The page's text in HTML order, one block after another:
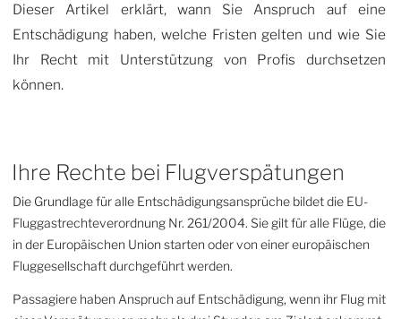
Dieser Artikel erklärt, wann Sie Anspruch auf eine
Entschädigung haben, welche Fristen gelten und wie Sie
Ihr Recht mit Unterstützung von Profis durchsetzen
können.
Ihre Rechte bei Flugverspätungen
Die Grundlage für alle Entschädigungsansprüche bildet die EU-
Fluggastrechteverordnung Nr. 261/2004. Sie gilt für alle Flüge, die
in der Europäischen Union starten oder von einer europäischen
Fluggesellschaft durchgeführt werden.
Passagiere haben Anspruch auf Entschädigung, wenn ihr Flug mit